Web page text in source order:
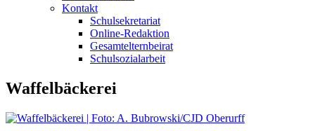
Kontakt
Schulsekretariat
Online-Redaktion
Gesamtelternbeirat
Schulsozialarbeit
Waffelbäckerei